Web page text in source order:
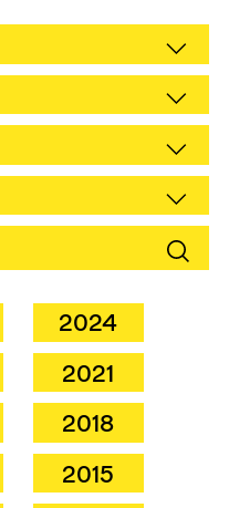
2024
2021
2018
2015